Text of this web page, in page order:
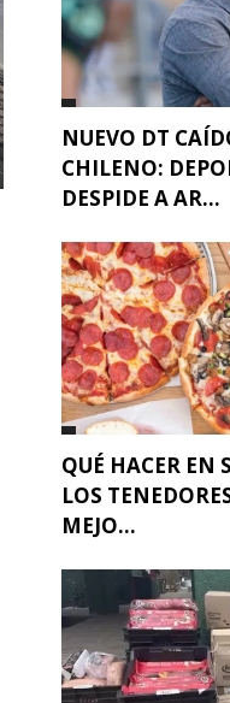
NUEVO DT
CHILENO:
DESPIDE A AR...
QUÉ HACER EN
LOS
MEJO...